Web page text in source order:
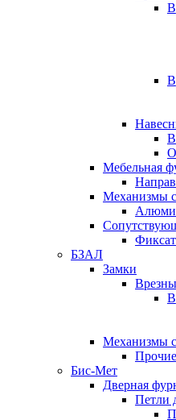
Мебельная
Механизмы
БЗАЛ
Замки
Механизмы
Бис-Мет
Дверная
Петли